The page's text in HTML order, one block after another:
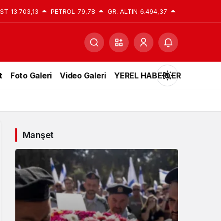
13.703,13 PETROL 79,78 GR. ALTIN 6.494,37
Foto Galeri Video Galeri YEREL HABERLER
Mod
değiştir
Gündüz Modu
Gündüz modunu seçin.
Gece Modu
Gece modunu seçin.
Manşet